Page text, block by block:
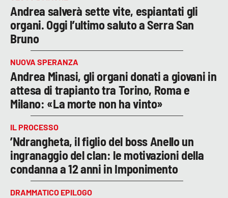
Andrea salverà sette vite, espiantati gli
organi. Oggi l’ultimo saluto a Serra San
Bruno
NUOVA SPERANZA
Andrea Minasi, gli organi donati a giovani in
attesa di trapianto tra Torino, Roma e
Milano: «La morte non ha vinto»
IL PROCESSO
’Ndrangheta, il figlio del boss Anello un
ingranaggio del clan: le motivazioni della
condanna a 12 anni in Imponimento
DRAMMATICO EPILOGO